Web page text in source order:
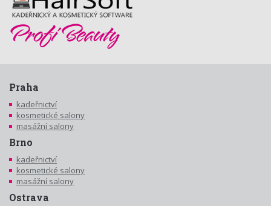
Praha
kadeřnictví
kosmetické salony
masážní salony
Brno
kadeřnictví
kosmetické salony
masážní salony
Ostrava